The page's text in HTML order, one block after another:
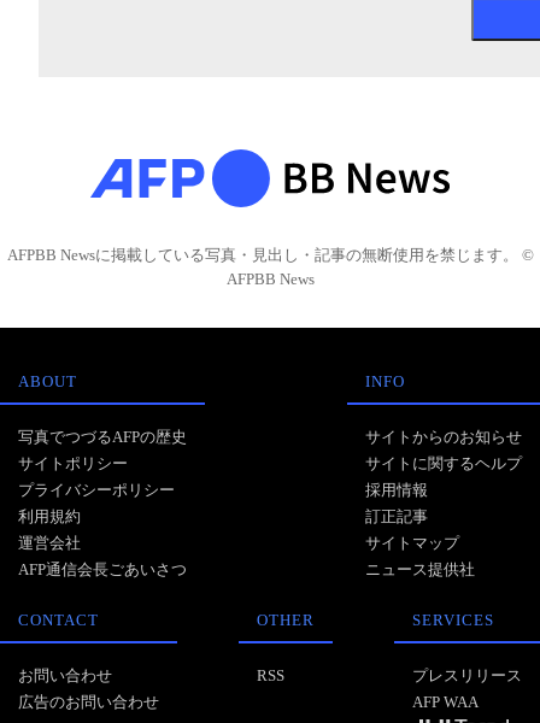
AFPBB Newsに掲載している写真・見出し・記事の無断使用を禁じます。 ©
AFPBB News
ABOUT
写真でつづるAFPの歴史
サイトポリシー
プライバシーポリシー
利用規約
運営会社
AFP通信会長ごあいさつ
INFO
サイトからのお知らせ
サイトに関するヘルプ
採用情報
訂正記事
サイトマップ
ニュース提供社
CONTACT
お問い合わせ
広告のお問い合わせ
OTHER
RSS
SERVICES
プレスリリース
AFP WAA